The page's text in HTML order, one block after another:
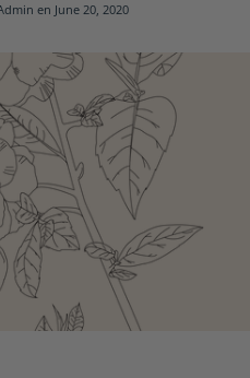
en June 20, 2020